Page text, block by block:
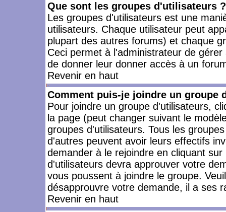
Que sont les groupes d'utilisateurs ?
Les groupes d'utilisateurs est une
utilisateurs. Chaque utilisateur peut
plupart des autres forums) et chaque
Ceci permet à l'administrateur de
de donner leur donner accès à un
Revenir en haut
Comment puis-je joindre un groupe
Pour joindre un groupe d'utilisateurs,
la page (peut changer suivant le
groupes d'utilisateurs. Tous les
d'autres peuvent avoir leurs effectifs
demander à le rejoindre en cliquant
d'utilisateurs devra approuver votre
vous poussent à joindre le groupe.
désapprouvre votre demande, il a ses
Revenir en haut